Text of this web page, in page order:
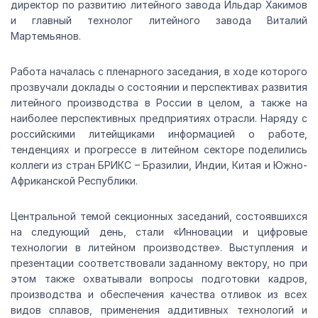
директор по развитию литейного завода Ильдар Хакимов
и главный технолог литейного завода Виталий
Мартемьянов.
Работа началась с пленарного заседания, в ходе которого
прозвучали доклады о состоянии и перспективах развития
литейного производства в России в целом, а также на
наиболее перспективных предприятиях отрасли. Наряду с
российскими литейщиками информацией о работе,
тенденциях и прогрессе в литейном секторе поделились
коллеги из стран БРИКС – Бразилии, Индии, Китая и Южно-
Африканской Республики.
Центральной темой секционных заседаний, состоявшихся
на следующий день, стали «Инновации и цифровые
технологии в литейном производстве». Выступления и
презентации соответствовали заданному вектору, но при
этом также охватывали вопросы подготовки кадров,
производства и обеспечения качества отливок из всех
видов сплавов, применения аддитивных технологий и